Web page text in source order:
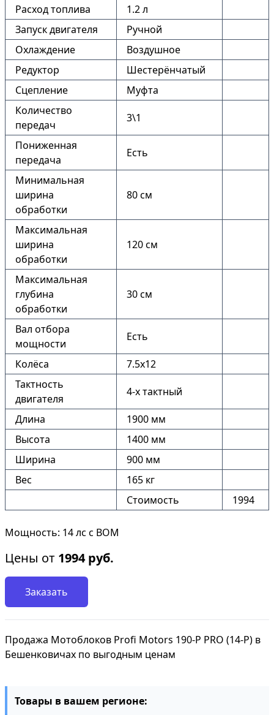
Расход топлива
1.2 л
Запуск двигателя
Ручной
Охлаждение
Воздушное
Редуктор
Шестерёнчатый
Сцепление
Муфта
Количество
передач
3\1
Пониженная
передача
Есть
Минимальная
ширина
обработки
80 см
Максимальная
ширина
обработки
120 см
Максимальная
глубина
обработки
30 см
Вал отбора
мощности
Есть
Колёса
7.5х12
Тактность
двигателя
4-х тактный
Длина
1900 мм
Высота
1400 мм
Ширина
900 мм
Вес
165 кг
Стоимость
1994
Мощность: 14 лс с ВОМ
Цены от 1994 руб.
Заказать
Продажа Мотоблоков Profi Motors 190-P PRO (14-P) в
Бешенковичах по выгодным ценам
Товары в вашем регионе: